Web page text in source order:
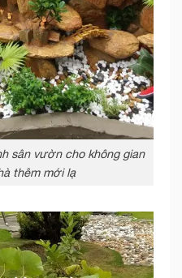
sân vườn cho không gian
thêm mới lạ